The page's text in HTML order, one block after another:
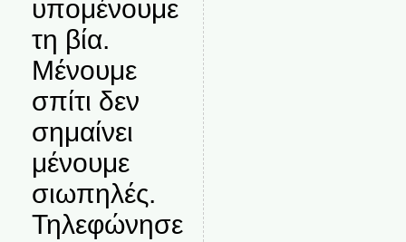
υπομένουμε
τη βία.
Μένουμε
σπίτι δεν
σημαίνει
μένουμε
σιωπηλές.
Τηλεφώνησε